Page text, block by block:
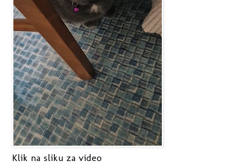
Klik na sliku za video